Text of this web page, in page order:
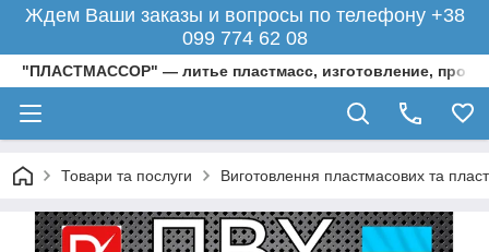
Ждем Ваши заказы и вопросы по телефону +38
099 774 62 08
"ПЛАСТМАССОР" — литье пластмасс, изготовление,
Товари та послуги Виготовлення пластмасових та